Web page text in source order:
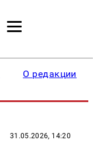
О редакции
31.05.2026, 14:20